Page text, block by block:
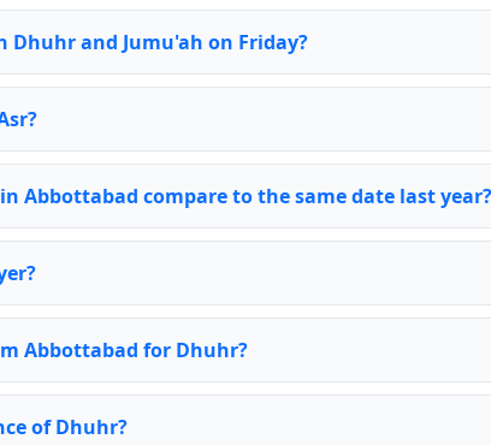
Dhuhr and Jumu'ah on Friday?
Abbottabad compare to the same date last year?
Abbottabad for Dhuhr?
of Dhuhr?